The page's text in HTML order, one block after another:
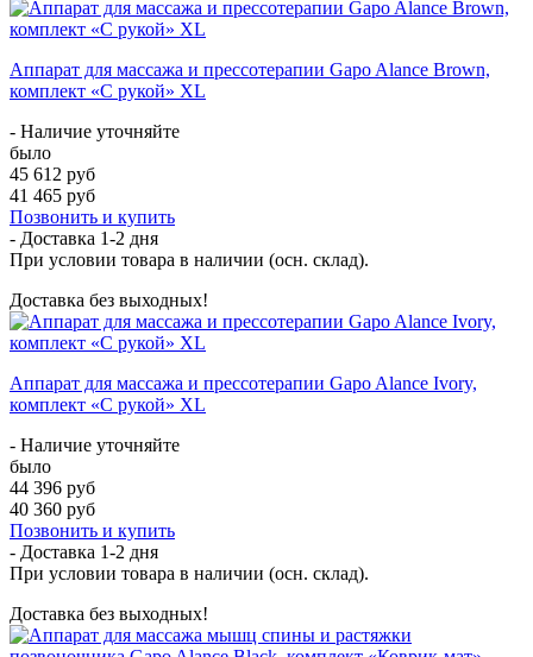
Аппарат для массажа и прессотерапии Gapo Alance Brown,
комплект «С рукой» XL
- Наличие уточняйте
было
45 612 руб
41 465 руб
Позвонить и купить
- Доставка 1-2 дня
При условии товара в наличии (осн. склад).
Доставка без выходных!
Аппарат для массажа и прессотерапии Gapo Alance Ivory,
комплект «С рукой» XL
- Наличие уточняйте
было
44 396 руб
40 360 руб
Позвонить и купить
- Доставка 1-2 дня
При условии товара в наличии (осн. склад).
Доставка без выходных!